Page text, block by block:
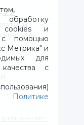
cookies и
с помощью
Метрика" и
для
с
Политике